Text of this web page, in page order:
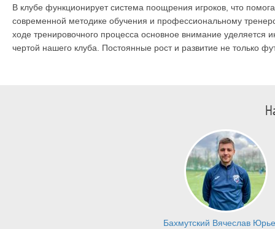
В клубе функционирует система поощрения игроков, что
современной методике обучения и профессиональному
ходе тренировочного процесса основное внимание уделяется
чертой нашего клуба. Постоянные рост и развитие не только
Бахмутский Вячеслав